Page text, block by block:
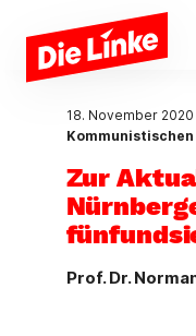
Zum Hauptinhalt springen
18. November 2020
Zur
Prof. Dr.